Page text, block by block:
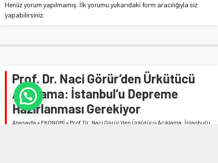
Henüz yorum yapılmamış. İlk yorumu yukarıdaki form aracılığıyla siz
yapabilirsiniz.
Prof. Dr. Naci Görür’den Ürkütücü
Açıklama: İstanbul’u Depreme
Hazırlanması Gerekiyor
Anasayfa » EKONOMİ » Prof. Dr. Naci Görür’den Ürkütücü Açıklama: İstanbul’u